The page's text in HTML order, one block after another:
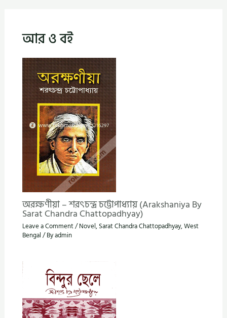
আর ও বই
অরক্ষণীয়া – শরৎচন্দ্র চট্টোপাধ্যায় (Arakshaniya By
Sarat Chandra Chattopadhyay)
Leave a Comment/Novel, Sarat Chandra Chattopadhyay,West
Bengal / Byadmin